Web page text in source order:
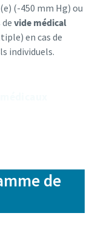
(-450 mm Hg) ou
vide médical
en cas de
individuels.
de